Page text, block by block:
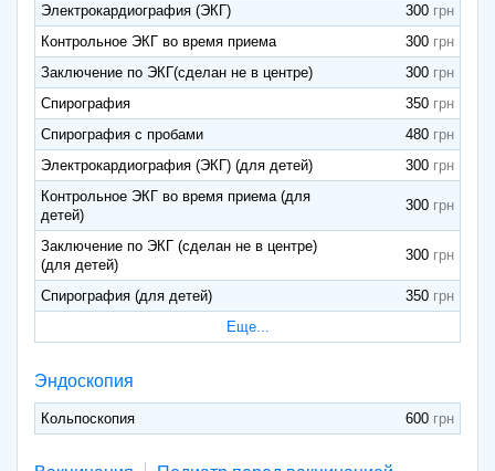
Электрокардиография (ЭКГ)
300
Контрольное ЭКГ во время приема
300
Заключение по ЭКГ(сделан не в центре)
300
Спирография
350
Спирография с пробами
480
Электрокардиография (ЭКГ) (для детей)
300
Контрольное ЭКГ во время приема (для
детей)
300
Заключение по ЭКГ (сделан не в центре)
(для детей)
300
Спирография (для детей)
350
Еще...
Эндоскопия
Кольпоскопия 600